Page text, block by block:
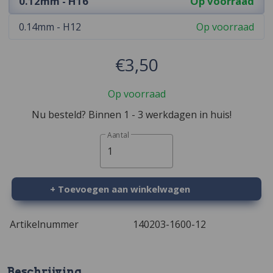
0.14mm - H12 Op voorraad
€3,50
Op voorraad
Nu besteld? Binnen 1 - 3 werkdagen in huis!
Aantal
1
+ Toevoegen aan winkelwagen
Artikelnummer 140203-1600-12